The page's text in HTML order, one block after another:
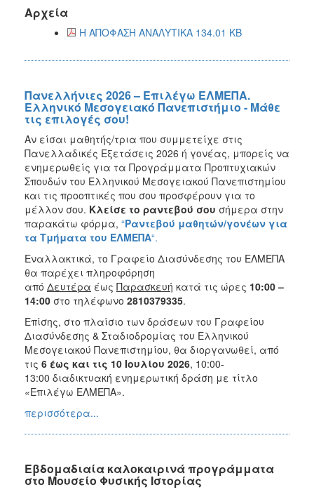
Αρχεία
Η ΑΠΟΦΑΣΗ ΑΝΑΛΥΤΙΚΑ 134.01 KB
Πανελλήνιες 2026 – Επιλέγω ΕΛΜΕΠΑ.
Ελληνικό Μεσογειακό Πανεπιστήμιο - Μάθε
τις επιλογές σου!
Αν είσαι μαθητής/τρια που συμμετείχε στις
Πανελλαδικές Εξετάσεις 2026 ή γονέας, μπορείς να
ενημερωθείς για τα Προγράμματα Προπτυχιακών
Σπουδών του Ελληνικού Μεσογειακού Πανεπιστημίου
και τις προοπτικές που σου προσφέρουν για το
μέλλον σου. Κλείσε το ραντεβού σου σήμερα στην
παρακάτω φόρμα, “Ραντεβού μαθητών/γονέων για
τα Τμήματα του ΕΛΜΕΠΑ“.
Εναλλακτικά, το Γραφείο Διασύνδεσης του ΕΛΜΕΠΑ
θα παρέχει πληροφόρηση
από Δευτέρα έως Παρασκευή κατά τις ώρες 10:00 –
14:00 στο τηλέφωνο 2810379335.
Επίσης, στο πλαίσιο των δράσεων του Γραφείου
Διασύνδεσης & Σταδιοδρομίας του Ελληνικού
Μεσογειακού Πανεπιστημίου, θα διοργανωθεί, από
τις 6 έως και τις 10 Ιουλίου 2026, 10:00-
13:00 διαδικτυακή ενημερωτική δράση με τίτλο
«Επιλέγω ΕΛΜΕΠΑ».
περισσότερα...
Εβδομαδιαία καλοκαιρινά προγράμματα
στο Μουσείο Φυσικής Ιστορίας